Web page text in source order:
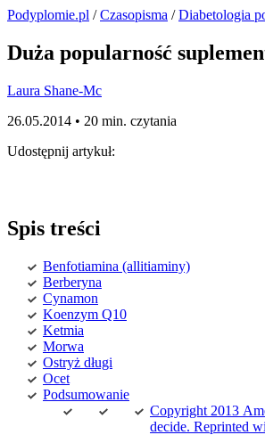
Podyplomie.pl /Czasopisma /Diabetologia
Duża popularność
Laura Shane-Mc
26.05.2014 • 20 min. czytania
Udostępnij artykuł:
Spis treści
Benfotiamina (allitiaminy)
Berberyna
Cynamon
Koenzym Q10
Ketmia
Morwa
Ostryż długi
Ocet
Podsumowanie
Copyright 2013
decide. Reprinted